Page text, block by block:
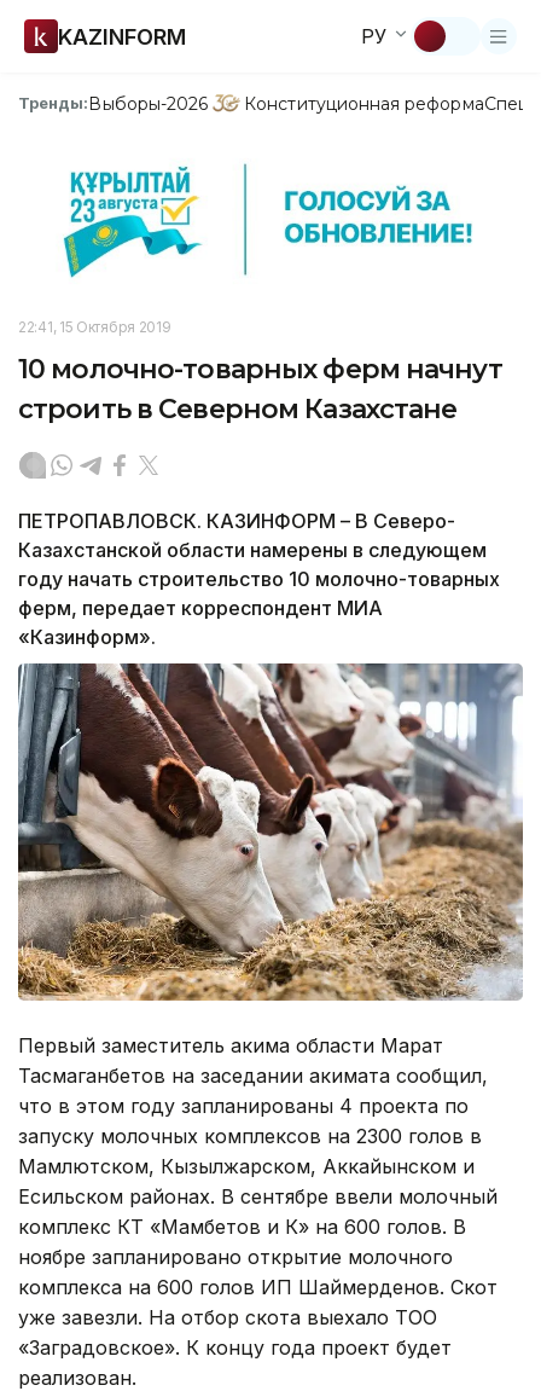
KAZINFORM РУ
Тренды:Выборы-2026 Конституционная реформа
22:41, 15 Октября 2019
10 молочно-товарных ферм начнут
строить в Северном Казахстане
ПЕТРОПАВЛОВСК. КАЗИНФОРМ – В Северо-
Казахстанской области намерены в следующем
году начать строительство 10 молочно-товарных
ферм, передает корреспондент МИА
«Казинформ».
Первый заместитель акима области Марат
Тасмаганбетов на заседании акимата сообщил,
что в этом году запланированы 4 проекта по
запуску молочных комплексов на 2300 голов в
Мамлютском, Кызылжарском, Аккайынском и
Есильском районах. В сентябре ввели молочный
комплекс КТ «Мамбетов и К» на 600 голов. В
ноябре запланировано открытие молочного
комплекса на 600 голов ИП Шаймерденов. Скот
уже завезли. На отбор скота выехало ТОО
«Заградовское». К концу года проект будет
реализован.